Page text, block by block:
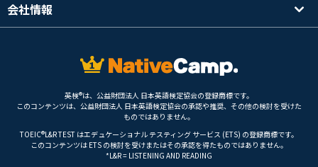
会社情報
英検®は、公益財団法人 日本英語検定協会の登録商標です。
このコンテンツは、公益財団法人 日本英語検定協会の承認や推奨、その他の検討を受けた
ものではありません。
TOEIC®L&R TEST はエデュケーショナル テスティング サービス (ETS) の登録商標です。
このコンテンツは ETS の検討を受けまたはその承認を得たものではありません。
*L&R = LISTENING AND READING